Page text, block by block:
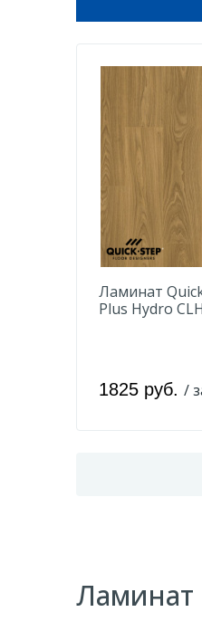
Ламинат
Plus Hydro
1825 руб. /
Ламинат